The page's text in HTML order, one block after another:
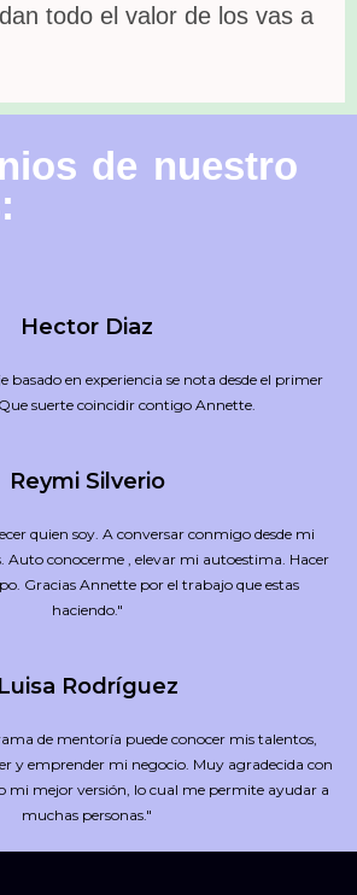
todo el valor de los vas a
de nuestro
Hector Diaz
en experiencia se nota desde el primer
suerte coincidir contigo Annette.
Reymi Silverio
quien soy. A conversar conmigo desde mi
Auto conocerme , elevar mi autoestima. Hacer
Gracias Annette por el trabajo que estas
haciendo."
Luisa Rodríguez
de mentoría puede conocer mis talentos,
y emprender mi negocio. Muy agradecida con
mi mejor versión, lo cual me permite ayudar a
muchas personas."